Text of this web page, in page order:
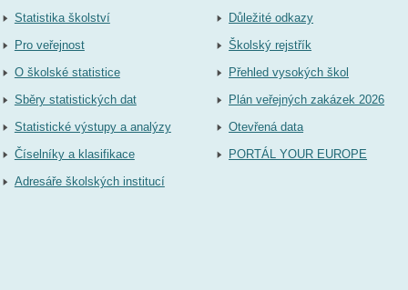
Statistika školství
Pro veřejnost
O školské statistice
Sběry statistických dat
Statistické výstupy a analýzy
Číselníky a klasifikace
Adresáře školských institucí
Důležité odkazy
Školský rejstřík
Přehled vysokých škol
Plán veřejných zakázek 2026
Otevřená data
PORTÁL YOUR EUROPE